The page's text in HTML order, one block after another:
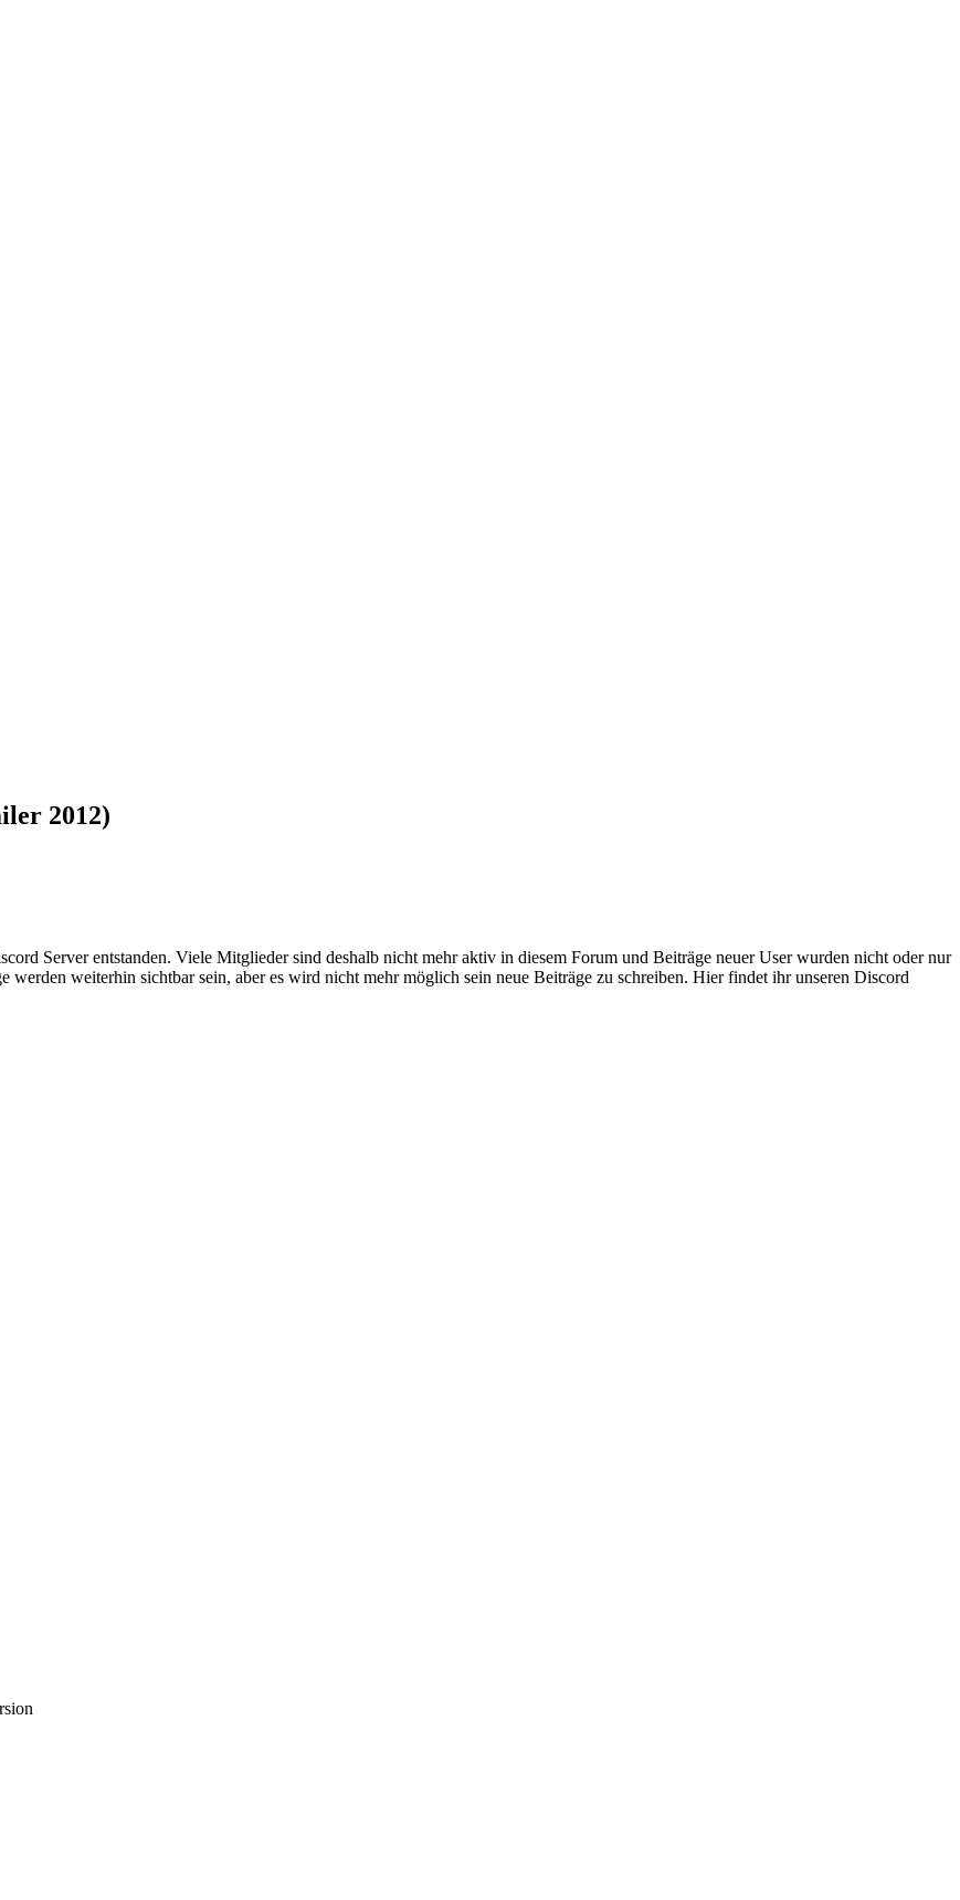
2012)
Server entstanden. Viele Mitglieder sind deshalb nicht mehr aktiv in diesem Forum und Beiträge neuer User wurden nicht oder nur
weiterhin sichtbar sein, aber es wird nicht mehr möglich sein neue Beiträge zu schreiben. Hier findet ihr unseren Discord